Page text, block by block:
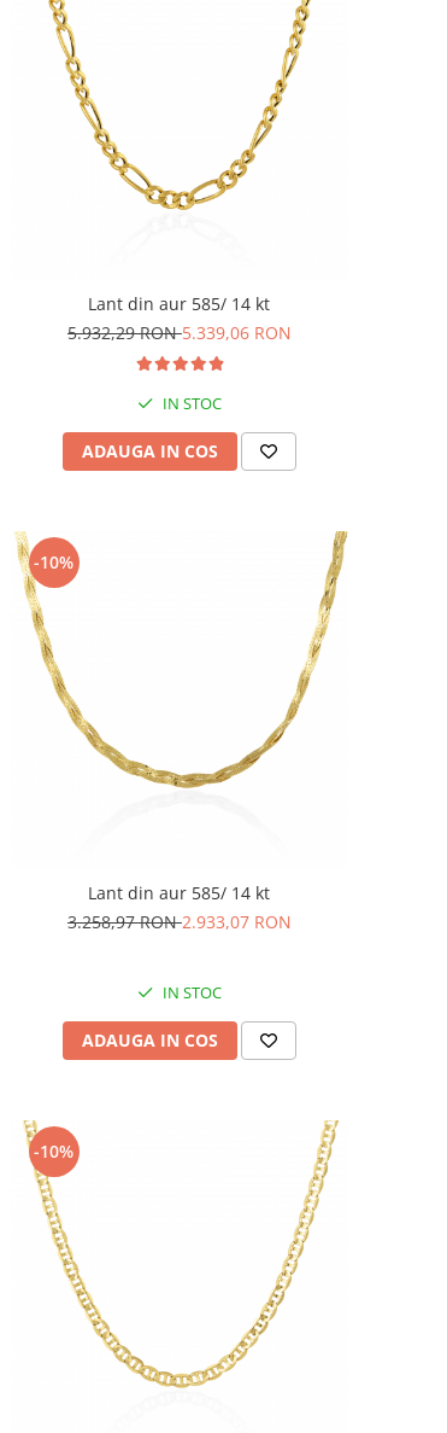
Lant din aur 585/ 14 kt
5.932,29 RON5.339,06 RON
IN STOC
ADAUGA IN COS
-10%
Lant din aur 585/ 14 kt
3.258,97 RON2.933,07 RON
IN STOC
ADAUGA IN COS
-10%